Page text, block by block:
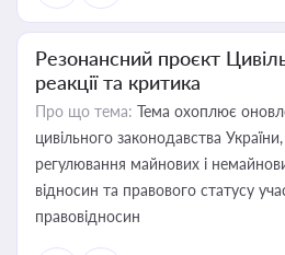
Резонансний проєкт
реакції та критика
Про що тема: Тема охоплює
цивільного законодавства
регулювання майнових і
відносин та правового статусу
правовідносин